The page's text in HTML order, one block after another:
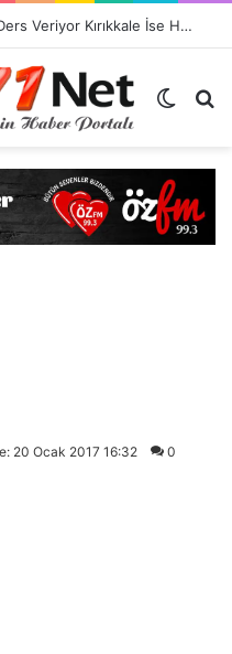
Kırşehir Kültürü İle Türkiyeye Ders Veriyor Kırıkkale İse Hala Seyrediyor !!!
Dış
20 Ocak 2017 16:32 0